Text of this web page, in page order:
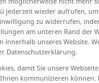
: transitives
t <h.>
jederzeit wieder aufrufen,
zu widerrufen,
am unteren Rand der
innerhalb unseres Website.
Datenschutzerklärung.
damit Sie unsere
kommunizieren können.